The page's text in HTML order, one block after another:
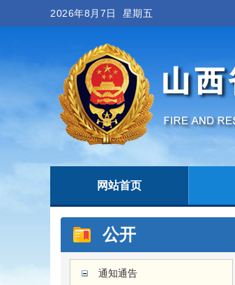
2026年8月7日 星期五
网站首页
公开
通知通告